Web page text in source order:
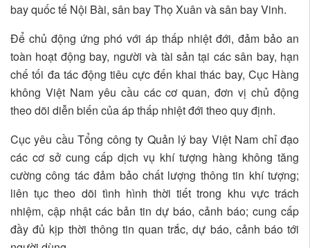
bay quốc tế Nội Bài, sân bay Thọ Xuân và sân bay Vinh.
Để chủ động ứng phó với áp thấp nhiệt đới, đảm bảo an
toàn hoạt động bay, người và tài sản tại các sân bay, hạn
chế tối đa tác động tiêu cực đến khai thác bay, Cục Hàng
không Việt Nam yêu cầu các cơ quan, đơn vị chủ động
theo dõi diễn biến của áp thấp nhiệt đới theo quy định.
Cục yêu cầu Tổng công ty Quản lý bay Việt Nam chỉ đạo
các cơ sở cung cấp dịch vụ khí tượng hàng không tăng
cường công tác đảm bảo chất lượng thông tin khí tượng;
liên tục theo dõi tình hình thời tiết trong khu vực trách
nhiệm, cập nhật các bản tin dự báo, cảnh báo; cung cấp
đầy đủ kịp thời thông tin quan trắc, dự báo, cảnh báo tới